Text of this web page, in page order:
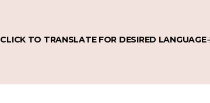
CLICK TO TRANSLATE FOR DESIRED LANGUAGE